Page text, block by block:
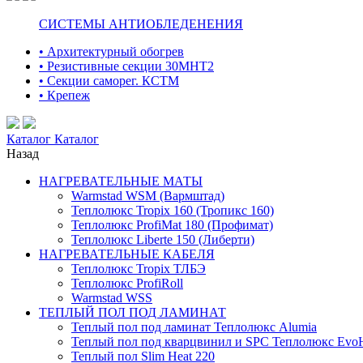
СИСТЕМЫ АНТИОБЛЕДЕНЕНИЯ
• Архитектурный обогрев
• Резистивные секции 30МНТ2
• Секции саморег. КСТМ
• Крепеж
Каталог Каталог
Назад
НАГРЕВАТЕЛЬНЫЕ МАТЫ
Warmstad WSM (Вармштад)
Теплолюкс Tropix 160 (Тропикс 160)
Теплолюкс ProfiMat 180 (Профимат)
Теплолюкс Liberte 150 (Либерти)
НАГРЕВАТЕЛЬНЫЕ КАБЕЛЯ
Теплолюкс Tropix ТЛБЭ
Теплолюкс ProfiRoll
Warmstad WSS
ТЕПЛЫЙ ПОЛ ПОД ЛАМИНАТ
Теплый пол под ламинат Теплолюкс Alumia
Теплый пол под кварцвинил и SPC Теплолюкс
Теплый пол Slim Heat 220